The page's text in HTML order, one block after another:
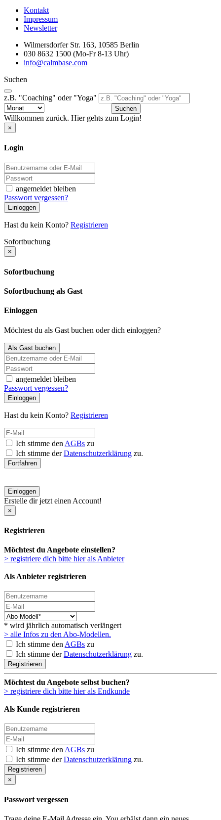
Kontakt
Impressum
Newsletter
Wilmersdorfer Str. 163, 10585 Berlin
030 8632 1500 (Mo-Fr 8-13 Uhr)
info@calmbase.com
Suchen
z.B. "Coaching" oder "Yoga"
Suchen
Willkommen zurück. Hier gehts zum Login!
×
Login
angemeldet bleiben
Passwort vergessen?
Einloggen
Hast du kein Konto? Registrieren
Sofortbuchung
×
Sofortbuchung
Sofortbuchung als Gast
Einloggen
Möchtest du als Gast buchen oder dich einloggen?
Als Gast buchen
angemeldet bleiben
Passwort vergessen?
Einloggen
Hast du kein Konto? Registrieren
Ich stimme den AGBs zu
Ich stimme derDatenschutzerklärung zu.
Fortfahren
Einloggen
Erstelle dir jetzt einen Account!
×
Registrieren
Möchtest du Angebote einstellen?
> registriere dich bitte hier als Anbieter
Als Anbieter registrieren
* wird jährlich automatisch verlängert
> alle Infos zu den Abo-Modellen.
Ich stimme den AGBs zu
Ich stimme derDatenschutzerklärung zu.
Registrieren
Möchtest du Angebote selbst buchen?
> registriere dich bitte hier als Endkunde
Als Kunde registrieren
Ich stimme den AGBs zu
Ich stimme derDatenschutzerklärung zu.
Registrieren
×
Passwort vergessen